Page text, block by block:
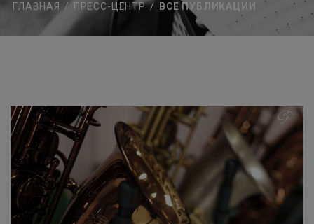
ГЛАВНАЯ / ПРЕСС-ЦЕНТР / ВСЕ ПУБЛИКАЦИИ